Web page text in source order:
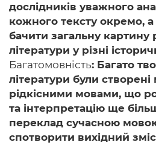
дослідників уважного
кожного тексту окремо,
бачити загальну картину
літератури у різні
Багатомовність: Багато
літератури були
рідкісними мовами, що
та інтерпретацію ще
переклад сучасною
спотворити вихідний